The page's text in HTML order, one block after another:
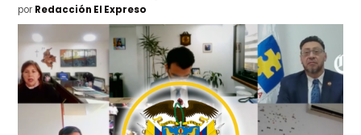
por Redacción El Expreso